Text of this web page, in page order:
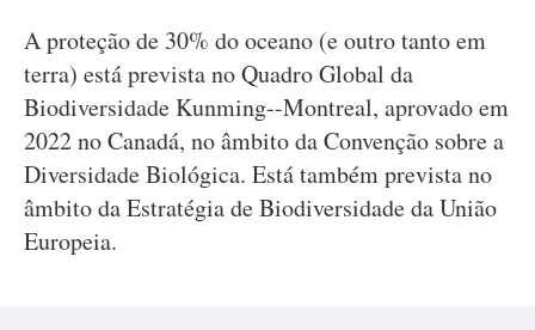
A proteção de 30% do oceano (e outro tanto em
terra) está prevista no Quadro Global da
Biodiversidade Kunming--Montreal, aprovado em
2022 no Canadá, no âmbito da Convenção sobre a
Diversidade Biológica. Está também prevista no
âmbito da Estratégia de Biodiversidade da União
Europeia.